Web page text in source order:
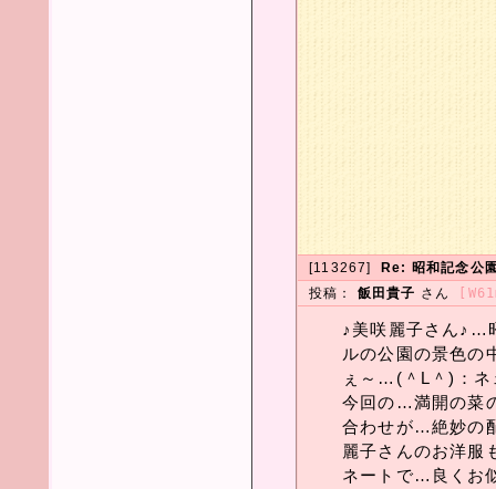
[113267]
Re: 昭和記念公
投稿： 飯田貴子 さん
♪美咲麗子さん♪…
ルの公園の景色
ぇ～…(＾L＾)：ネ
今回の…満開の菜
合わせが…絶妙
麗子さんのお洋
ネートで…良くお